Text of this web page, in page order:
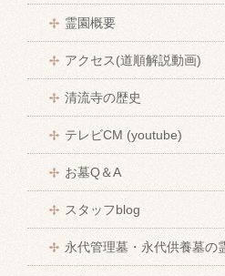
霊園概要
アクセス(道順解説動画)
清流寺の歴史
テレビCM (youtube)
お墓Q＆A
スタッフblog
永代管理墓・永代供養墓の